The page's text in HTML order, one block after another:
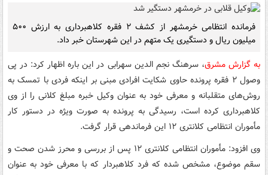
فرمانده انتظامی خرمشهر از کشف ۲ فقره کلاهبرداری به ارزش ۵۰۰
میلیون ریال و دستگیری یک متهم در این شهرستان خبر داد.
به گزارش مشرق، سرهنگ نجم الدین سهرابی در این باره اظهار کرد: در پی
وصول ۲ فقره پرونده حاوی شکایت افرادی مبنی بر اینکه فردی با تمسک به
روش‌های متقلبانه و معرفی خود به عنوان وکیل خبره مبلغ کلانی را از وی
کلاهبرداری کرده است، رسیدگی به پرونده به صورت ویژه در دستور کار
مأموران انتظامی کلانتری ۱۲ این فرماندهی قرار گرفت.
وی افزود: مأموران انتظامی کلانتری ۱۲ پس از بررسی و محرز شدن صحت و
سقم موضوع، مشخص شده که فرد کلاهبردار که با معرفی خود به عنوان